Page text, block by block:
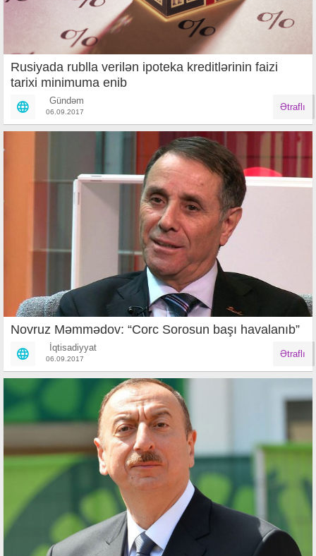
Rusiyada rublla verilən ipoteka kreditlərinin faizi
tarixi minimuma enib
Gündəm
06.09.2017 Ətraflı
Novruz Məmmədov: “Corc Sorosun başı havalanıb”
İqtisadiyyat
06.09.2017 Ətraflı